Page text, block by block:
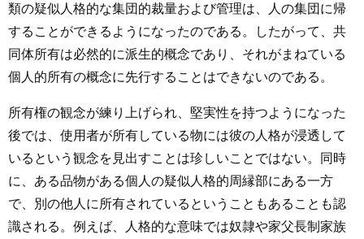
類の疑似人格的な集団的裁量および管理は、人の集団に帰
することができるようになったのである。したがって、共
同体所有は必然的に派生的概念であり、それがまねている
個人的所有の概念に先行することはできないのである。
所有権の観念が練り上げられ、堅実性を持つようになった
後では、使用者が所有している物には彼の人格が浸透して
いるという観念を見出すことは珍しいことではない。同時
に、ある品物がある個人の疑似人格的周縁部にある一方
で、別の他人に所有されているということもあることも認
識される。例えば、人格的な意味では奴隷や家父長制家族